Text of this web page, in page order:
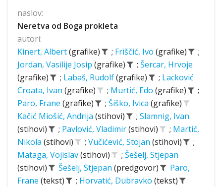
naslov:
Neretva od Boga prokleta
autori:
Kinert, Albert(grafike) ; Friščić, Ivo (grafike)
;
Jordan, Vasilije Josip (grafike) ; Šercar, Hrvoje
(grafike)
; Labaš, Rudolf(grafike) ; Lacković
Croata, Ivan (grafike) ; Murtić, Edo (grafike)
;
Paro, Frane (grafike) ; Šiško, Ivica (grafike)
Kačić Miošić, Andrija (stihovi) ; Slamnig, Ivan
(stihovi)
; Pavlović, Vladimir(stihovi) ; Martić,
Nikola (stihovi) ; Vučićević, Stojan (stihovi)
;
Mataga, Vojislav(stihovi) ; Šešelj, Stjepan
(stihovi)
Šešelj, Stjepan (predgovor)
Paro,
Frane (tekst) ; Horvatić, Dubravko (tekst)